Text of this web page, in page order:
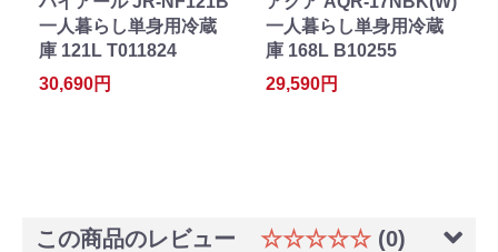
一人暮らし単身用冷蔵
庫 121L T011824
30,690円
一人暮らし単身用冷蔵
庫 168L B10255
29,590円
この商品のレビュー ☆☆☆☆☆ (0)